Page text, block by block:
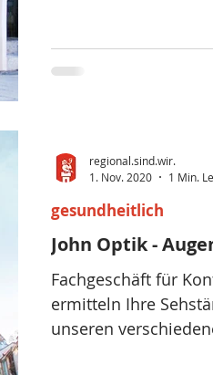
John Optik -
Fachgeschäft für
ermitteln Ihre
unseren
gesundheitlich
regional.sind.wir.
1. Nov. 2020
1 Min.